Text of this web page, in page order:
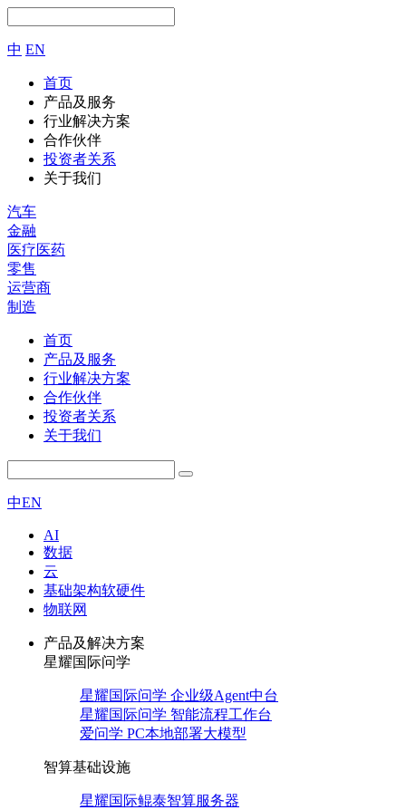
中 EN
首页
产品及服务
行业解决方案
合作伙伴
投资者关系
关于我们
汽车
金融
医疗医药
零售
运营商
制造
首页
产品及服务
行业解决方案
合作伙伴
投资者关系
关于我们
中EN
AI
数据
云
基础架构软硬件
物联网
产品及解决方案
星耀国际问学
星耀国际问学 企业级Agent中台
星耀国际问学 智能流程工作台
爱问学 PC本地部署大模型
智算基础设施
星耀国际鲲泰智算服务器